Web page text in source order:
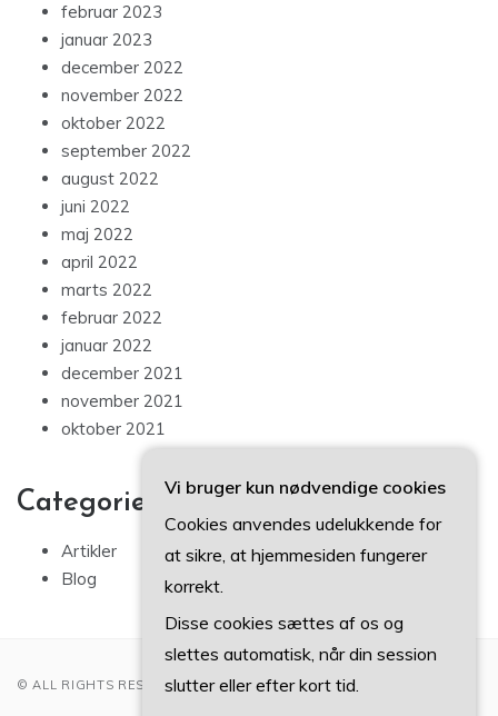
februar 2023
januar 2023
december 2022
november 2022
oktober 2022
september 2022
august 2022
juni 2022
maj 2022
april 2022
marts 2022
februar 2022
januar 2022
december 2021
november 2021
oktober 2021
Categories
Artikler
Blog
© ALL RIGHTS RESERVED 2022
Vi bruger kun nødvendige cookies
Cookies anvendes udelukkende for
at sikre, at hjemmesiden fungerer
korrekt.
Disse cookies sættes af os og
slettes automatisk, når din session
slutter eller efter kort tid.